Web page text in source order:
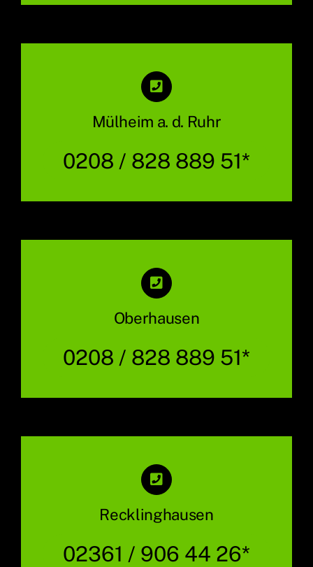
Mülheim a. d. Ruhr
0208 / 828 889 51*
Oberhausen
0208 / 828 889 51*
Recklinghausen
02361 / 906 44 26*